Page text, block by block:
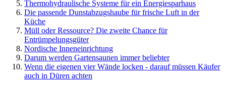
Thermohydraulische Systeme für ein Energiesparhaus
Die passende Dunstabzugshaube für frische Luft in der
Küche
Müll oder Ressource? Die zweite Chance für
Entrümpelungsgüter
Nordische Inneneinrichtung
Darum werden Gartensaunen immer beliebter
Wenn die eigenen vier Wände locken - darauf müssen Käufer
auch in Düren achten